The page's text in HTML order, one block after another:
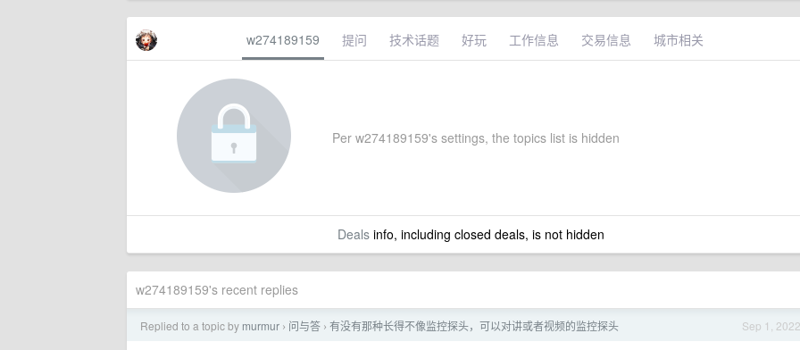
w274189159 提问 技术话题 好玩 工作信息 交易信息 城市相关
Per w274189159's settings, the topics list is hidden
Dealsinfo, including closed deals, is not hidden
w274189159's recent replies
Sep 1, 2022
Replied to a topic by murmur › 问与答 › 有没有那种长得不像监控探头，可以对讲或者视频的监控探头